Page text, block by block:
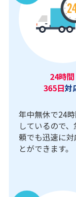
24時間
365日対
年中無休で24
しているので
頼でも迅速に
とができます。